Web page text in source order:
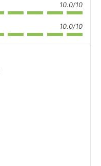
10.0/10
10.0/10